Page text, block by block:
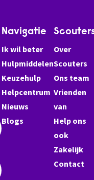
Navigatie
Ik wil beter
Hulpmiddelen
Keuzehulp
Helpcentrum
Nieuws
Blogs
Over
Scouters
Ons team
Vrienden
van
Help ons
ook
Zakelijk
Contact